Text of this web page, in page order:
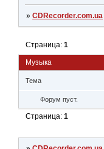
»CDRecorder.com.ua
Музыка
Страница:1
Тема
Форум пуст.
Страница:1